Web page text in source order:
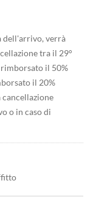
dell'arrivo, verrà
tra il 29°
il 50%
il 20%
o in caso di